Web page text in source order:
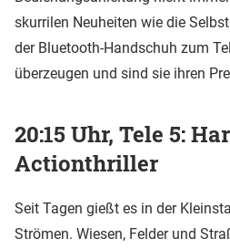
skurrilen Neuheiten wie die
der Bluetooth-Handschuh zum
überzeugen und sind sie ihren
20:15 Uhr, Tele 5:
Actionthriller
Seit Tagen gießt es in der
Strömen. Wiesen, Felder und